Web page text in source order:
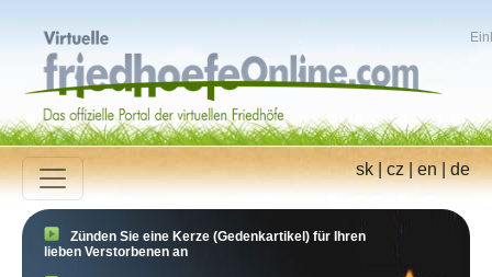
sk|cz|en|de
Zünden Sie eine Kerze (Gedenkartikel) für Ihren
lieben Verstorbenen an